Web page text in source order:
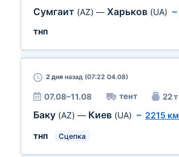
Сумгаит (AZ) — Харьков (UA) ~
тнп
2 дня назад (07:22 04.08)
07.08–11.08 тент 22 т
Баку (AZ) — Киев (UA) ~ 2215 км
тнп
Сцепка